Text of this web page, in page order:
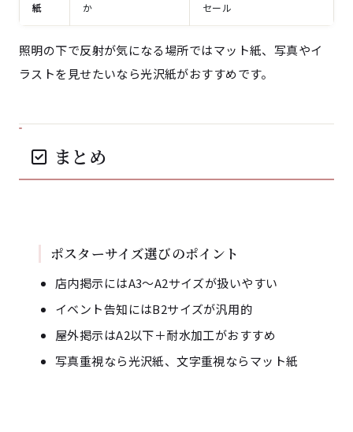
紙
か
セール
照明の下で反射が気になる場所ではマット紙、写真やイ
ラストを見せたいなら光沢紙がおすすめです。
まとめ
ポスターサイズ選びのポイント
店内掲示にはA3〜A2サイズが扱いやすい
イベント告知にはB2サイズが汎用的
屋外掲示はA2以下＋耐水加工がおすすめ
写真重視なら光沢紙、文字重視ならマット紙